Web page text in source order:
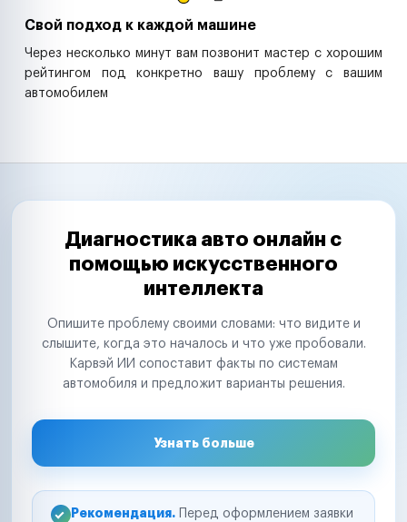
Свой подход к каждой машине
Через несколько минут вам позвонит мастер с хорошим
рейтингом под конкретно вашу проблему с вашим
автомобилем
Диагностика авто онлайн с
помощью искусственного
интеллекта
Опишите проблему своими словами: что видите и
слышите, когда это началось и что уже пробовали.
Карвэй ИИ сопоставит факты по системам
автомобиля и предложит варианты решения.
Узнать больше
Рекомендация. Перед оформлением заявки